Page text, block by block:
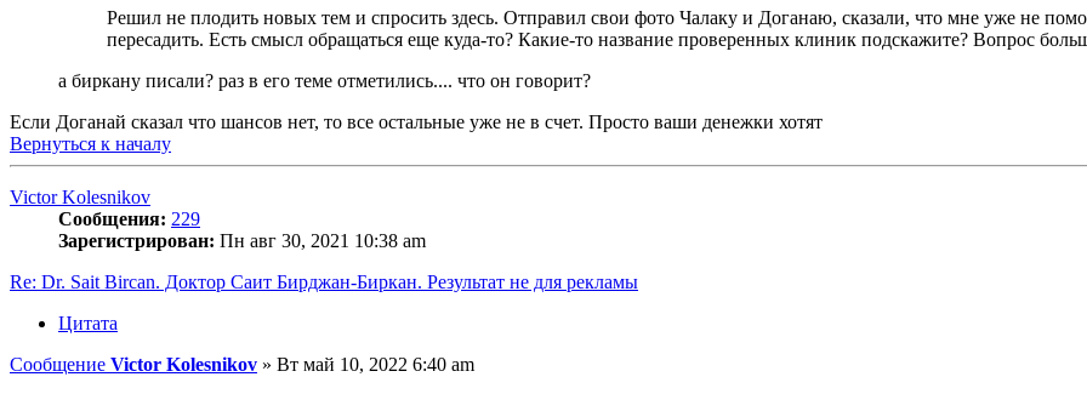
Решил не плодить новых тем и спросить здесь. Отправил свои фото Чалаку и Доганаю, сказали, что мне уже не
пересадить. Есть смысл обращаться еще куда-то? Какие-то название проверенных клиник подскажите? Вопрос
а биркану писали? раз в его теме отметились.... что он говорит?
Если Доганай сказал что шансов нет, то все остальные уже не в счет. Просто ваши денежки хотят
Вернуться к началу
Victor Kolesnikov
Сообщения: 229
Зарегистрирован: Пн авг 30, 2021 10:38 am
Re: Dr. Sait Bircan. Доктор Саит Бирджан-Биркан. Результат не для рекламы
Цитата
Сообщение Victor Kolesnikov » Вт май 10, 2022 6:40 am